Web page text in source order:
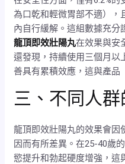
為口乾和輕微胃部不適），
內自行緩解。這組數據充分
龍頂即效壯陽丸在效果與安
還發現，持續使用三個月以
善具有累積效應，這與產品
三、不同人
龍頂即效壯陽丸的效果會因
因而有所差異。在25-40歲
慾提升和勃起硬度增強，這